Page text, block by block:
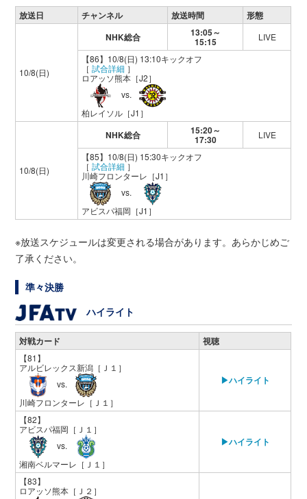
放送日 チャンネル 放送時間 形態
10/8(日)
NHK総合 13:05～
15:15
LIVE
【86】10/8(日) 13:10キックオフ
［試合詳細］
ロアッソ熊本 ［J2］
vs.
柏レイソル ［J1］
10/8(日)
NHK総合 15:20～
17:30
LIVE
【85】10/8(日) 15:30キックオフ
［試合詳細］
川崎フロンターレ ［J1］
vs.
アビスパ福岡 ［J1］
※放送スケジュールは変更される場合があります。あらかじめご
了承ください。
準々決勝
ハイライト
対戦カード 視聴
【81】
アルビレックス新潟 ［Ｊ１］
vs.
川崎フロンターレ ［Ｊ１］
▶ハイライト
【82】
アビスパ福岡 ［Ｊ１］
vs.
湘南ベルマーレ ［Ｊ１］
▶ハイライト
【83】
ロアッソ熊本 ［Ｊ２］